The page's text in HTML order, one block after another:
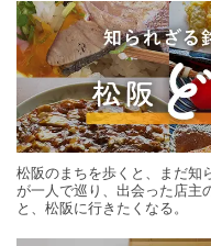
松阪のまちを歩くと、まだ知
が一人で巡り、出会った店主
と、松阪に行きたくなる。